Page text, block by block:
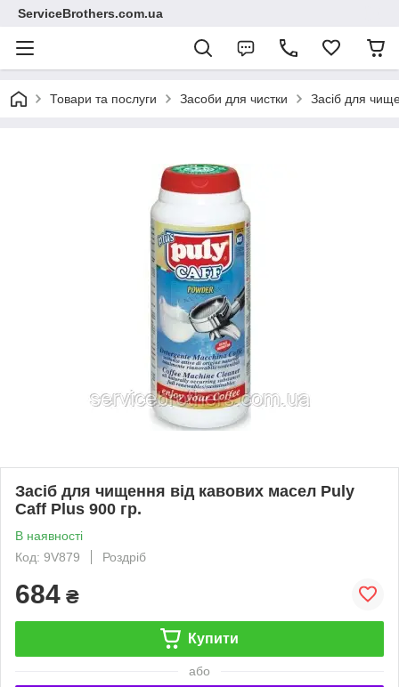
ServiceBrothers.com.ua
Товари та послуги Засоби для чистки Засіб для
Засіб для чищення від кавових масел Puly
Caff Plus 900 гр.
В наявності
Код: 9V879
Роздріб
684 ₴
Купити
або